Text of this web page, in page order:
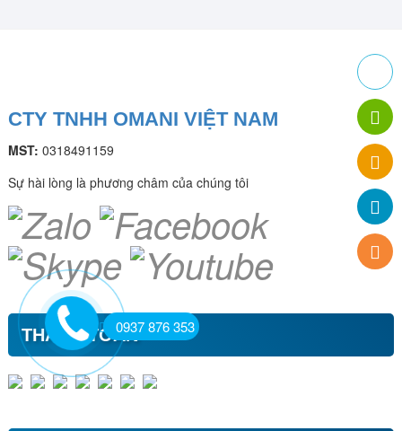
CTY TNHH OMANI VIỆT NAM
MST: 0318491159
Sự hài lòng là phương châm của chúng tôi
THANH TOÁN0937 876 353